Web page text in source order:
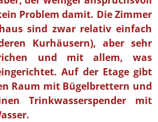
Problem damit. Die Zimmer
sind zwar relativ einfach
Kurhäusern), aber sehr
und mit allem, was
Auf der Etage gibt
Raum mit Bügelbrettern und
Trinkwasserspender mit